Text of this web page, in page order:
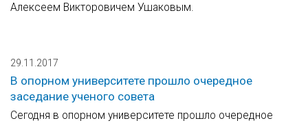
Алексеем Викторовичем Ушаковым.
29.11.2017
В опорном университете прошло очередное
заседание ученого совета
Сегодня в опорном университете прошло очередное